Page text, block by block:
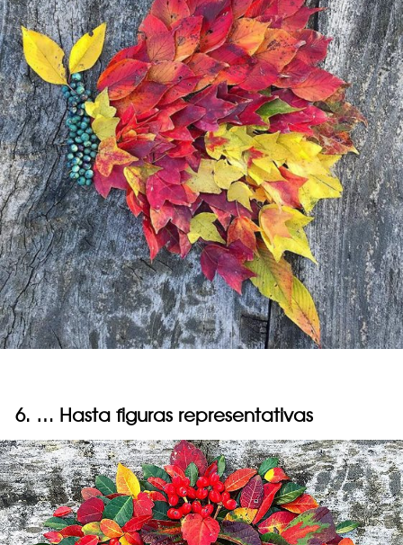
6. … Hasta figuras representativas